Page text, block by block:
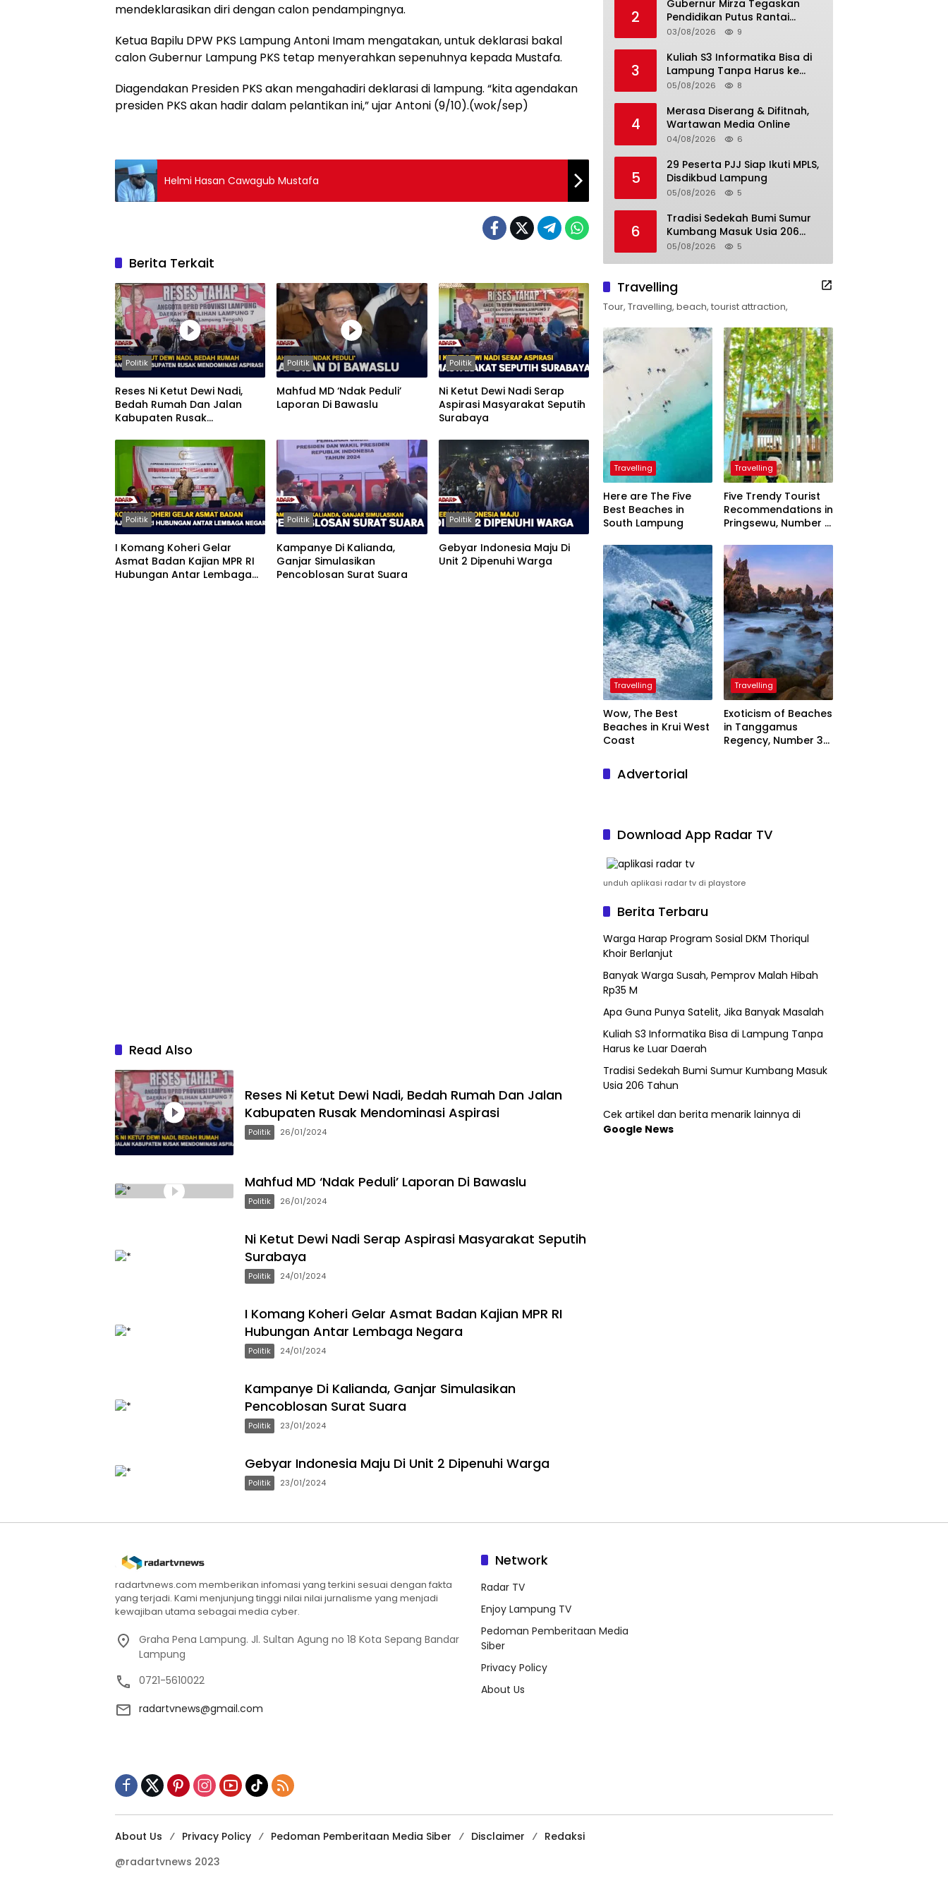
mendeklarasikan diri dengan calon pendampingnya.
Ketua Bapilu DPW PKS Lampung Antoni Imam mengatakan, untuk deklarasi bakal
calon Gubernur Lampung PKS tetap menyerahkan sepenuhnya kepada Mustafa.
Diagendakan Presiden PKS akan mengahadiri deklarasi di lampung. “kita agendakan
presiden PKS akan hadir dalam pelantikan ini,” ujar Antoni (9/10).(wok/sep)
Helmi Hasan Cawagub Mustafa
Berita Terkait
Politik
Reses Ni Ketut Dewi Nadi,
Bedah Rumah Dan Jalan
Kabupaten Rusak
Politik
Mahfud MD ‘Ndak Peduli’
Laporan Di Bawaslu
Politik
Ni Ketut Dewi Nadi Serap
Aspirasi Masyarakat Seputih
Surabaya
Politik
I Komang Koheri Gelar
Asmat Badan Kajian MPR RI
Hubungan Antar Lembaga
Politik
Kampanye Di Kalianda,
Ganjar Simulasikan
Pencoblosan Surat Suara
Politik
Gebyar Indonesia Maju Di
Unit 2 Dipenuhi Warga
Read Also
Reses Ni Ketut Dewi Nadi, Bedah Rumah Dan Jalan
Kabupaten Rusak Mendominasi Aspirasi
Politik 26/01/2024
Mahfud MD ‘Ndak Peduli’ Laporan Di Bawaslu
Politik 26/01/2024
Ni Ketut Dewi Nadi Serap Aspirasi Masyarakat Seputih
Surabaya
Politik 24/01/2024
I Komang Koheri Gelar Asmat Badan Kajian MPR RI
Hubungan Antar Lembaga Negara
Politik 24/01/2024
Kampanye Di Kalianda, Ganjar Simulasikan
Pencoblosan Surat Suara
Politik 23/01/2024
Gebyar Indonesia Maju Di Unit 2 Dipenuhi Warga
Politik 23/01/2024
2
Gubernur Mirza Tegaskan
Pendidikan Putus Rantai
Kemiskinan
03/08/2026 9
3
Kuliah S3 Informatika Bisa di
Lampung Tanpa Harus ke
Luar Daerah
05/08/2026 8
4
Merasa Diserang & Difitnah,
Wartawan Media Online
04/08/2026 6
5
29 Peserta PJJ Siap Ikuti MPLS,
Disdikbud Lampung
05/08/2026 5
6
Tradisi Sedekah Bumi Sumur
Kumbang Masuk Usia 206
Tahun
05/08/2026 5
Travelling
Tour, Travelling, beach, tourist attraction,
Travelling
Here are The Five
Best Beaches in
South Lampung
Travelling
Five Trendy Tourist
Recommendations in
Pringsewu, Number 3
President
Travelling
Wow, The Best
Beaches in Krui West
Coast
Travelling
Exoticism of Beaches
in Tanggamus
Regency, Number 3
Advertorial
Download App Radar TV
unduh aplikasi radar tv di playstore
Berita Terbaru
Warga Harap Program Sosial DKM Thoriqul
Khoir Berlanjut
Banyak Warga Susah, Pemprov Malah Hibah
Rp35 M
Apa Guna Punya Satelit, Jika Banyak Masalah
Kuliah S3 Informatika Bisa di Lampung Tanpa
Harus ke Luar Daerah
Tradisi Sedekah Bumi Sumur Kumbang Masuk
Usia 206 Tahun
Cek artikel dan berita menarik lainnya di
Google News
radartvnews.com memberikan infomasi yang terkini sesuai dengan fakta
yang terjadi. Kami menjunjung tinggi nilai nilai jurnalisme yang menjadi
kewajiban utama sebagai media cyber.
Graha Pena Lampung. Jl. Sultan Agung no 18 Kota Sepang Bandar
Lampung
0721-5610022
radartvnews@gmail.com
Network
Radar TV
Enjoy Lampung TV
Pedoman Pemberitaan Media
Siber
Privacy Policy
About Us
About Us Privacy Policy Pedoman Pemberitaan Media Siber Disclaimer
Redaksi
@radartvnews 2023